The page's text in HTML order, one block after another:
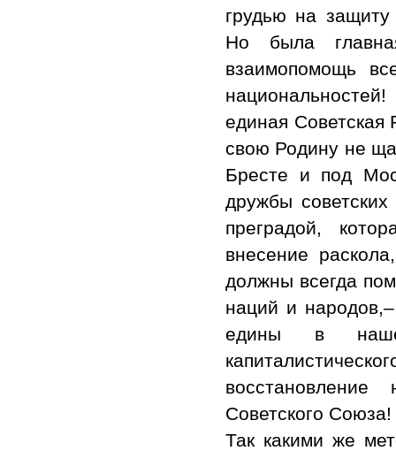
грудью на
Но была
взаимопомощь
единая
свою Родину не
Бресте и под
дружбы
преградой,
внесение
должны всегда
наций и
едины в
Советского Союза!
Так какими же